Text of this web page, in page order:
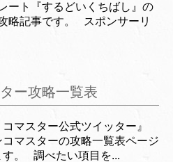
ート『するどいくちばし』の
略記事です。 スポンサーリ
ー攻略一覧表
コマスター公式ツイッター』
コマスターの攻略一覧表ページ
す。 調べたい項目を...